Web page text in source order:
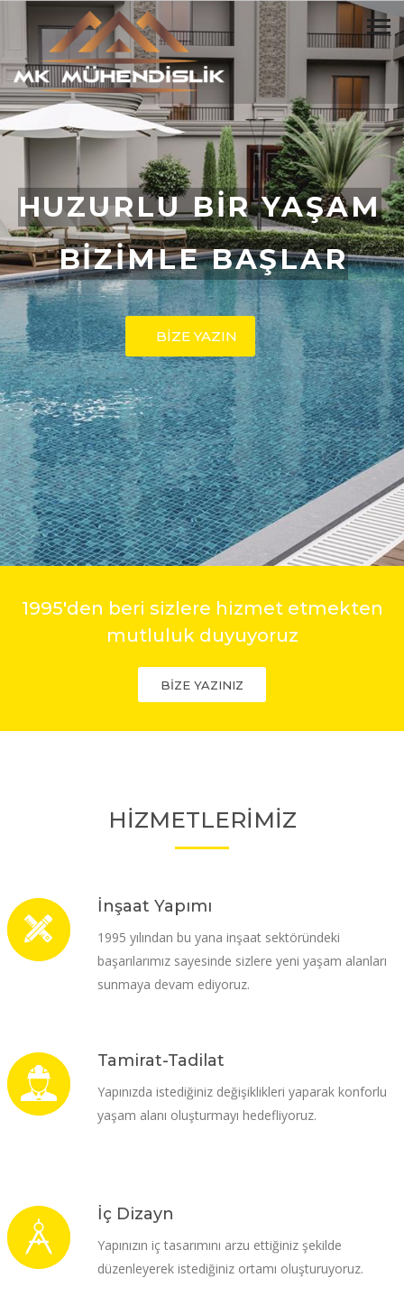
BİZİMLE BAŞLAR
BİZE YAZIN
HUZURLU BİR YAŞAM
1995'den beri sizlere hizmet etmekten
mutluluk duyuyoruz
BİZE YAZINIZ
HİZMETLERİMİZ
İnşaat Yapımı
1995 yılından bu yana inşaat sektöründeki
başarılarımız sayesinde sizlere yeni yaşam alanları
sunmaya devam ediyoruz.
Tamirat-Tadilat
Yapınızda istediğiniz değişiklikleri yaparak konforlu
yaşam alanı oluşturmayı hedefliyoruz.
İç Dizayn
Yapınızın iç tasarımını arzu ettiğiniz şekilde
düzenleyerek istediğiniz ortamı oluşturuyoruz.